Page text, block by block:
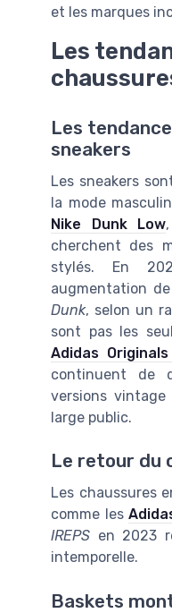
et les marques
Les
Les
sneakers
Les sneakers
la mode
Nike Dunk Low
cherchent des
stylés. En
augmentation
Dunk, selon un
sont pas les
Adidas
continuent de
versions
large public.
Le retour du
Les chaussures
comme les
IREPS en 2023
intemporelle.
Baskets